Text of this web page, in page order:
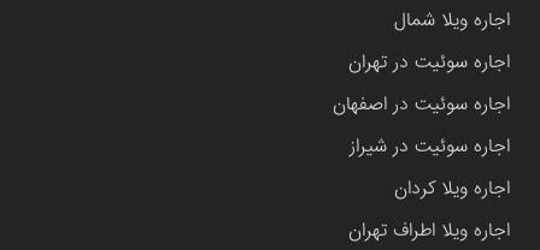
اجاره ویلا شمال
اجاره سوئیت در تهران
اجاره سوئیت در اصفهان
اجاره سوئیت در شیراز
اجاره ویلا کردان
اجاره ویلا اطراف تهران